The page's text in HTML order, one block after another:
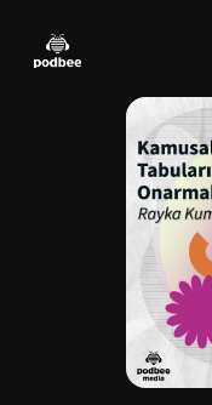
menu